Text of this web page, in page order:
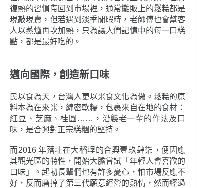
復熱的習慣帶回到市場裡，通常攤販上的鬆糕都是
現敲現賣，但若遇到淡季閒暇時，老師傅也會幫客
人以蒸爐再次加熱，只為讓人們記憶中的每一口糕
點，都是最好吃的。
邁向國際，創造新口味
民以食為天，台灣人更以米食文化為傲。鬆糕的原
料本為在來米，綿密軟糯，包裹來自在地的食材：
紅豆、芝麻、桂圓……，沿襲老一輩的作法及口
味，是合興對正宗糕糰的堅持。
而2016 年落址在大稻埕的合興壹玖肆柒，便因應
其觀光區的特性，開始大膽嘗試「年輕人會喜歡的
口味」。起初長輩們也有許多憂心，怕市場反應不
好，反而磨掉了第三代願意經營的熱情，然而經過